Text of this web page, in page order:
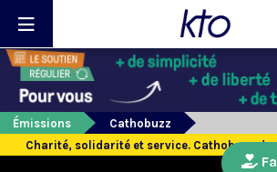
Émissions
Cathobuzz
Charité, solidarité et service. Cathobuzz du